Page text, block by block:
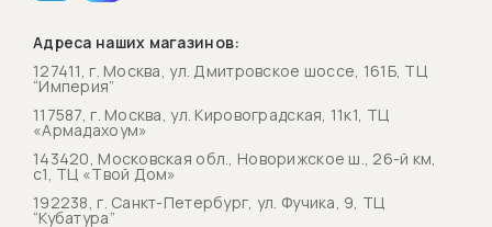
Адреса наших магазинов:
127411, г. Москва, ул. Дмитровское шоссе, 161Б, ТЦ
“Империя”
117587, г. Москва, ул. Кировоградская, 11к1, ТЦ
«Армадахоум»
143420, Московская обл., Новорижское ш., 26-й км,
с1, ТЦ «Твой Дом»
192238, г. Санкт-Петербург, ул. Фучика, 9, ТЦ
“Кубатура”